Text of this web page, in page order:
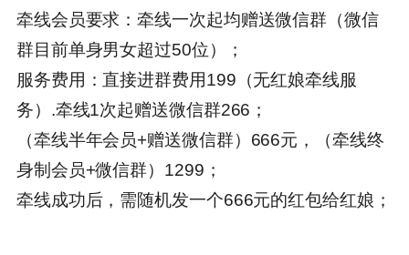
牵线会员要求：牵线一次起均赠送微信群（微信
群目前单身男女超过50位）；
服务费用：直接进群费用199（无红娘牵线服
务）.牵线1次起赠送微信群266；
（牵线半年会员+赠送微信群）666元，（牵线终
身制会员+微信群）1299；
牵线成功后，需随机发一个666元的红包给红娘；